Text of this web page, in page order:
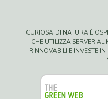
CURIOSA DI NATURA È
CHE UTILIZZA SERVER
RINNOVABILI E INVESTE